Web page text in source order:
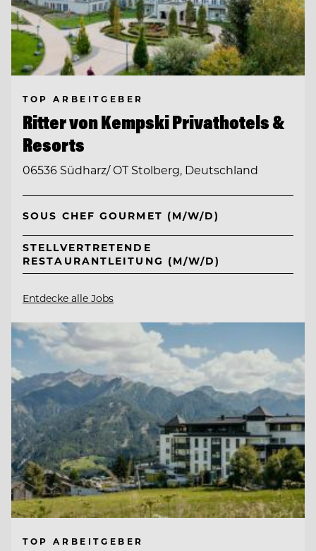
TOP ARBEITGEBER
Ritter von Kempski Privathotels &
Resorts
06536 Südharz/ OT Stolberg, Deutschland
SOUS CHEF GOURMET (M/W/D)
STELLVERTRETENDE
RESTAURANTLEITUNG (M/W/D)
Entdecke alle Jobs
TOP ARBEITGEBER